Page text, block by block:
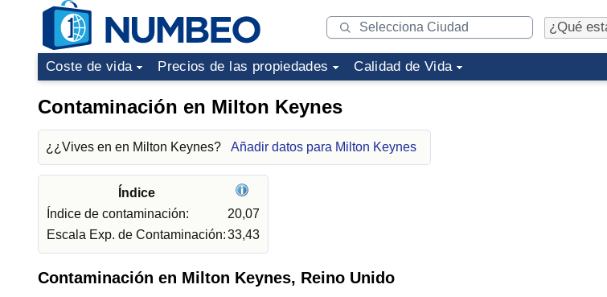
Coste de vida Precios de las propiedades Calidad de Vida
Contaminación en Milton Keynes
¿¿Vives en en Milton Keynes? Añadir datos para Milton Keynes
Índice
Índice de contaminación:
20,07
Escala Exp. de Contaminación:33,43
Contaminación en Milton Keynes, Reino Unido